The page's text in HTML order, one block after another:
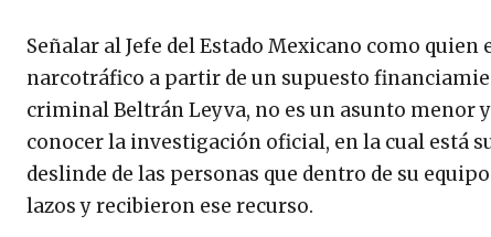
Señalar al Jefe del Estado Mexicano como
narcotráfico a partir de un supuesto
criminal Beltrán Leyva, no es un asunto menor
conocer la investigación oficial, en la cual está
deslinde de las personas que dentro de su
lazos y recibieron ese recurso.